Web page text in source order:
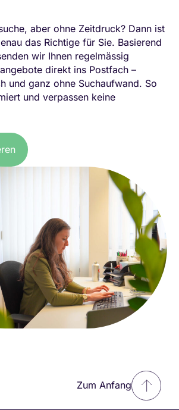
aber ohne Zeitdruck? Dann ist
das Richtige für Sie. Basierend
wir Ihnen regelmässig
direkt ins Postfach –
und ganz ohne Suchaufwand. So
und verpassen keine
Zum Anfang